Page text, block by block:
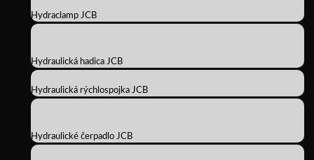
Hydraclamp JCB
Hydraulická hadica JCB
Hydraulická rýchlospojka JCB
Hydraulické čerpadlo JCB